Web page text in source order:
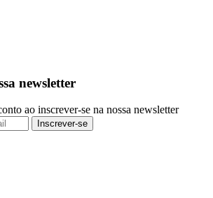
newsletter
ao inscrever-se na nossa newsletter
Inscrever-se